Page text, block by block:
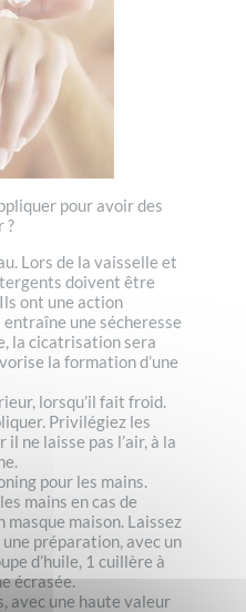
pour avoir des
?
Lors de la vaisselle et
doivent être
ont une action
une sécheresse
la cicatrisation sera
la formation d’une
lorsqu’il fait froid.
Privilégiez les
ne laisse pas l’air, à la
pour les mains.
mains en cas de
maison. Laissez
préparation, avec un
d’huile, 1 cuillère à
écrasée.
avec une haute valeur